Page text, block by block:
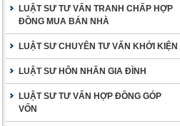
LUẬT SƯ TƯ VẤN TRANH CHẤP HỢP
ĐỒNG MUA BÁN NHÀ
LUẬT SƯ CHUYÊN TƯ VẤN KHỞI KIỆN
LUẬT SƯ HÔN NHÂN GIA ĐÌNH
LUẬT SƯ TƯ VẤN HỢP ĐỒNG GÓP
VỐN